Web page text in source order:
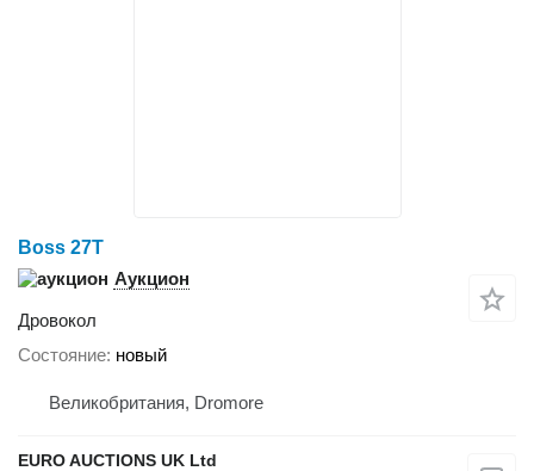
Boss 27T
Аукцион
Дровокол
Состояние новый
Великобритания, Dromore
EURO AUCTIONS UK Ltd